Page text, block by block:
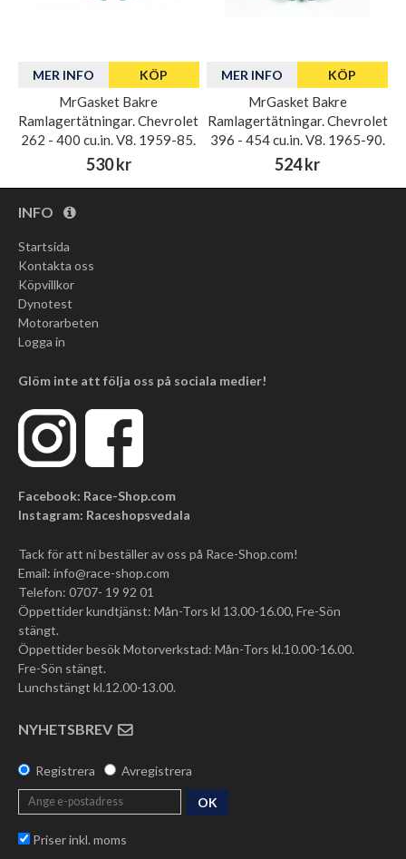
MER INFO KÖP
MrGasket Bakre
Ramlagertätningar. Chevrolet
262 - 400 cu.in. V8. 1959-85.
530 kr
MER INFO KÖP
MrGasket Bakre
Ramlagertätningar. Chevrolet
396 - 454 cu.in. V8. 1965-90.
524 kr
INFO
Startsida
Kontakta oss
Köpvillkor
Dynotest
Motorarbeten
Logga in
Glöm inte att följa oss på sociala medier!
Facebook: Race-Shop.com
Instagram: Raceshopsvedala
Tack för att ni beställer av oss på Race-Shop.com!
Email: info@race-shop.com
Telefon: 0707- 19 92 01
Öppettider kundtjänst: Mån-Tors kl 13.00-16.00, Fre-Sön
stängt.
Öppettider besök Motorverkstad: Mån-Tors kl.10.00-16.00.
Fre-Sön stängt.
Lunchstängt kl.12.00-13.00.
NYHETSBREV
Registrera Avregistrera
OK
Priser inkl. moms